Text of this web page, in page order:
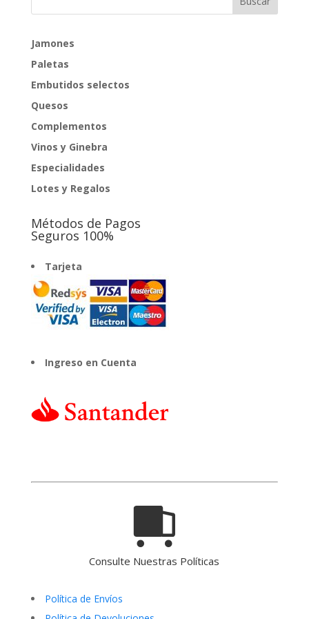
Jamones
Paletas
Embutidos selectos
Quesos
Complementos
Vinos y Ginebra
Especialidades
Lotes y Regalos
Métodos de Pagos
Seguros 100%
Tarjeta
Ingreso en Cuenta
Consulte Nuestras Políticas
Política de Envíos